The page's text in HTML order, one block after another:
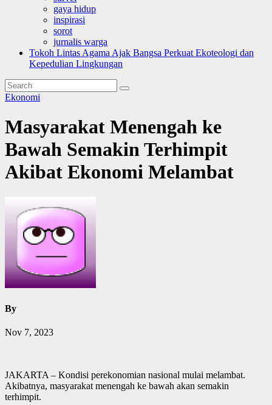
gaya hidup
inspirasi
sorot
jurnalis warga
Tokoh Lintas Agama Ajak Bangsa Perkuat Ekoteologi dan
Kepedulian Lingkungan
Ekonomi
Masyarakat Menengah ke
Bawah Semakin Terhimpit
Akibat Ekonomi Melambat
By
Nov 7, 2023
JAKARTA – Kondisi perekonomian nasional mulai melambat.
Akibatnya, masyarakat menengah ke bawah akan semakin
terhimpit.